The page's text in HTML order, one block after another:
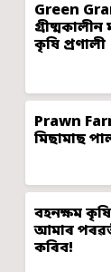
Green
কৃষি প্ৰণালী
Prawn
মিছামাছ
বহনক্ষম
আমাৰ
কৰিব!